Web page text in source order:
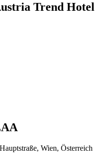
Trend Hotel
Wien, Österreich